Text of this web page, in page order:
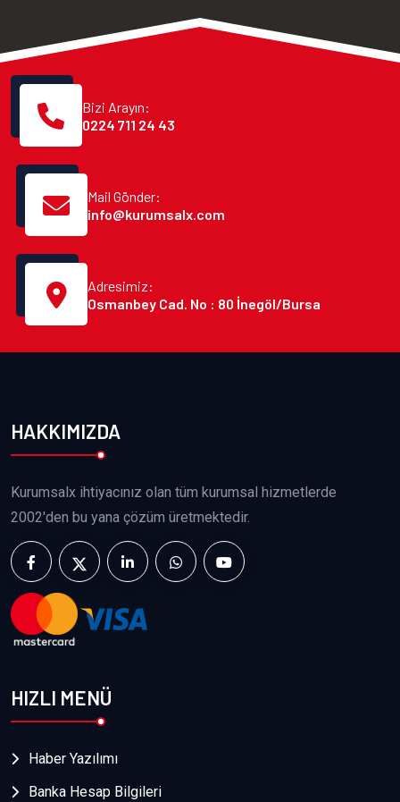
Bizi Arayın:
0224 711 24 43
Mail Gönder:
info@kurumsalx.com
Adresimiz:
Osmanbey Cad. No : 80 İnegöl/Bursa
HAKKIMIZDA
Kurumsalx ihtiyacınız olan tüm kurumsal hizmetlerde
2002'den bu yana çözüm üretmektedir.
HIZLI MENÜ
Haber Yazılımı
Banka Hesap Bilgileri